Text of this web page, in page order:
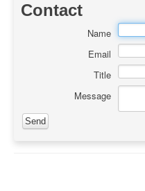
Contact
Name
Email
Title
Message